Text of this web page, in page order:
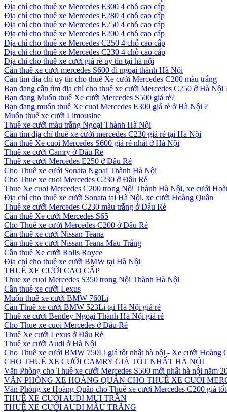
Địa chỉ cho thuê xe Mercedes E300 4 chỗ cao cấp
Địa chỉ cho thuê xe Mercedes E280 4 chỗ cao cấp
Địa chỉ cho thuê xe Mercedes E250 4 chỗ cao cấp
Địa chỉ cho thuê xe Mercedes E200 4 chỗ cao cấp
Địa chỉ cho thuê xe Mercedes C250 4 chỗ cao cấp
Địa chỉ cho thuê xe Mercedes C230 4 chỗ cao cấp
Địa chỉ cho thuê xe cưới giá rẻ uy tín tại hà nội
Cần thuê xe cưới mercedes S600 đi ngoại thành Hà Nội
Cần tìm địa chỉ uy tín cho thuê Xe cưới Mercedes C200 màu trắng
Bạn đang cần tìm địa chỉ cho thuê xe cưới Mercedes C250 ở Hà Nội
Bạn đang Muốn thuê Xe cưới Mercedes S500 giá rẻ?
Bạn đang muốn thuê Xe cuoi Mercedes E300 giá rẻ ở Hà Nội ?
Muốn thuê xe cưới Limousine
Thuê xe cưới màu trắng Ngoại Thành Hà Nội
Cần tìm địa chỉ thuê xe cưới mercedes C230 giá rẻ tại Hà Nội
Cần thuê Xe cuoi Mercedes S600 giá rẻ nhất ở Hà Nội
Thuê xe cưới Camry ở Đâu Rẻ
Thuê xe cưới Mercedes E250 ở Đâu Rẻ
Cho Thuê xe cưới Sonata Ngoại Thành Hà Nội
Cho Thue xe cuoi Mercedes C230 ở Đâu Rẻ
Thue Xe cuoi Mercedes C200 trong Nội Thành Hà Nội, xe cưới
Địa chỉ cho thuê xe cưới Sonata tại Hà Nội, xe cưới Hoàng Quân
Thuê xe cưới Mercedes C230 màu trắng ở Đâu Rẻ
Cần thuê Xe cưới Mercedes S65
Cho Thuê xe cưới Mercedes C200 ở Đâu Rẻ
Cần thuê xe cưới Nissan Teana
Cần thuê xe cưới Nissan Teana Màu Trắng
Cần thuê Xe cưới Rolls Royce
Địa chỉ cho thuê xe cưới BMW tại Hà Nội
THUÊ XE CƯỚI CAO CẤP
Thue xe cuoi Mercedes S350 trong Nội Thành Hà Nội
Cần thuê xe cưới Lexus
Muốn thuê xe cưới BMW 760Li
Cần Thuê xe cưới BMW 523Li tại Hà Nội giá rẻ
Thuê xe cưới Bentley Ngoại Thành Hà Nội giá rẻ
Cho Thue xe cuoi Mercedes ở Đâu Rẻ
Thuê Xe cưới Lexus ở Đâu Rẻ
Thuê xe cưới Audi ở Hà Nội
Cho Thuê xe cưới BMW 750Li giá tốt nhất hà nội - Xe cưới Hoàng
CHO THUÊ XE CƯỚI CAMRY GIÁ TỐT NHẤT HÀ NỘI
Văn Phòng cho Thuê xe cưới Mercedes S500 mới nhất hà nội năm
VĂN PHÒNG XE HOÀNG QUÂN CHO THUÊ XE CƯỚI
Văn Phòng xe Hoàng Quân cho Thuê xe cưới Mercedes C200 giá
THUÊ XE CƯỚI AUDI MUI TRẦN
THUÊ XE CƯỚI AUDI MÀU TRẮNG